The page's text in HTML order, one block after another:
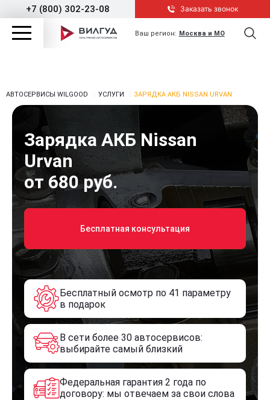
+7 (800) 302-23-08 Заказать звонок
Ваш регион: Москва и МО
АВТОСЕРВИСЫ WILGOOD УСЛУГИ ЗАРЯДКА АКБ NISSAN URVAN
Зарядка АКБ Nissan
Urvan
от 680 руб.
Бесплатная консультация
Бесплатный осмотр по 41 параметру
в подарок
В сети более 30 автосервисов:
выбирайте самый близкий
Федеральная гарантия 2 года по
договору: мы отвечаем за свои слова